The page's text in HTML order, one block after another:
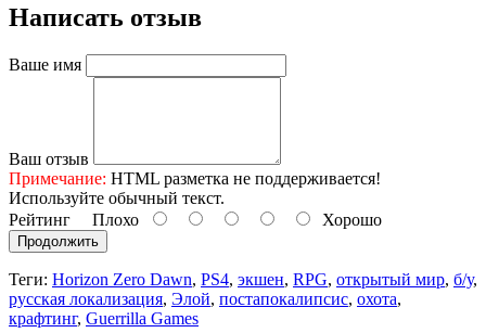
Написать отзыв
Ваше имя
Ваш отзыв
Примечание: HTML разметка не поддерживается!
Используйте обычный текст.
Рейтинг Плохо Хорошо
Продолжить
Теги: Horizon Zero Dawn, PS4, экшен, RPG, открытый мир, б/у,
русская локализация, Элой, постапокалипсис, охота,
крафтинг, Guerrilla Games